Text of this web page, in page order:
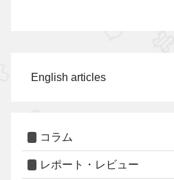
English articles
コラム
レポート・レビュー